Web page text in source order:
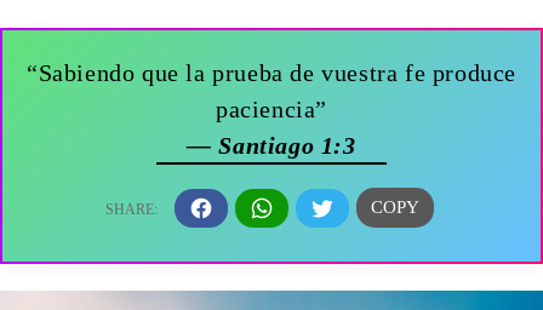
“Sabiendo que la prueba de vuestra fe produce
paciencia”
— Santiago 1:3